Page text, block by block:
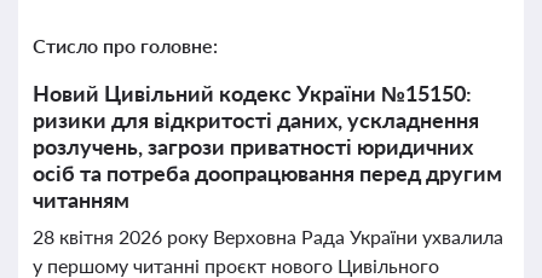
Стисло про головне:
Новий Цивільний кодекс України №15150:
ризики для відкритості даних, ускладнення
розлучень, загрози приватності юридичних
осіб та потреба доопрацювання перед другим
читанням
28 квітня 2026 року Верховна Рада України ухвалила
у першому читанні проєкт нового Цивільного